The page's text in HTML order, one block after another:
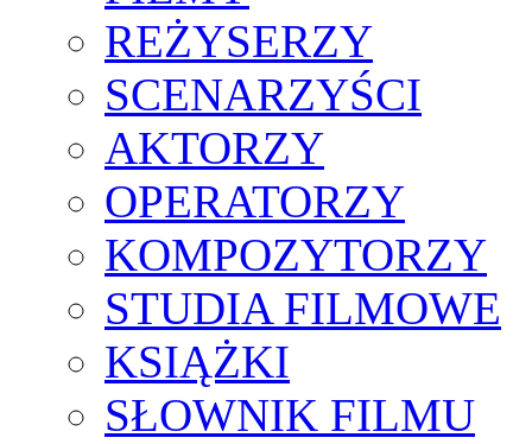
REŻYSERZY
SCENARZYŚCI
AKTORZY
OPERATORZY
KOMPOZYTORZY
STUDIA FILMOWE
KSIĄŻKI
SŁOWNIK FILMU